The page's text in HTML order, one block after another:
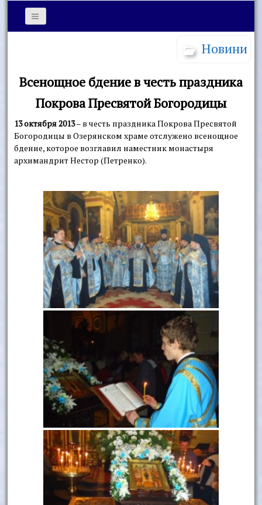
Новини
Всенощное бдение в честь праздника
Покрова Пресвятой Богородицы
13 октября 2013– в честь праздника Покрова Пресвятой
Богородицы в Озерянском храме отслужено всенощное
бдение, которое возглавил наместник монастыря
архимандрит Нестор (Петренко).